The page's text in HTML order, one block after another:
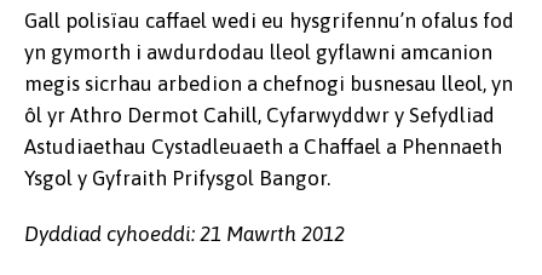
Gall polisïau caffael wedi eu hysgrifennu’n ofalus fod
yn gymorth i awdurdodau lleol gyflawni amcanion
megis sicrhau arbedion a chefnogi busnesau lleol, yn
ôl yr Athro Dermot Cahill, Cyfarwyddwr y Sefydliad
Astudiaethau Cystadleuaeth a Chaffael a Phennaeth
Ysgol y Gyfraith Prifysgol Bangor.
Dyddiad cyhoeddi: 21 Mawrth 2012